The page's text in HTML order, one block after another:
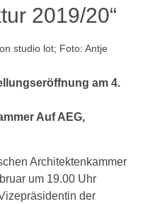
2019/20“
am 4.
Auf AEG,
Architektenkammer
um 19.00 Uhr
der